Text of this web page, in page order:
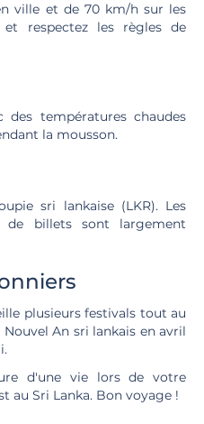
ville et de 70 km/h sur les
et respectez les règles de
températures chaudes
la mousson.
sri lankaise (LKR). Les
de billets sont largement
plusieurs festivals tout au
An sri lankais en avril
d'une vie lors de votre
au Sri Lanka. Bon voyage !